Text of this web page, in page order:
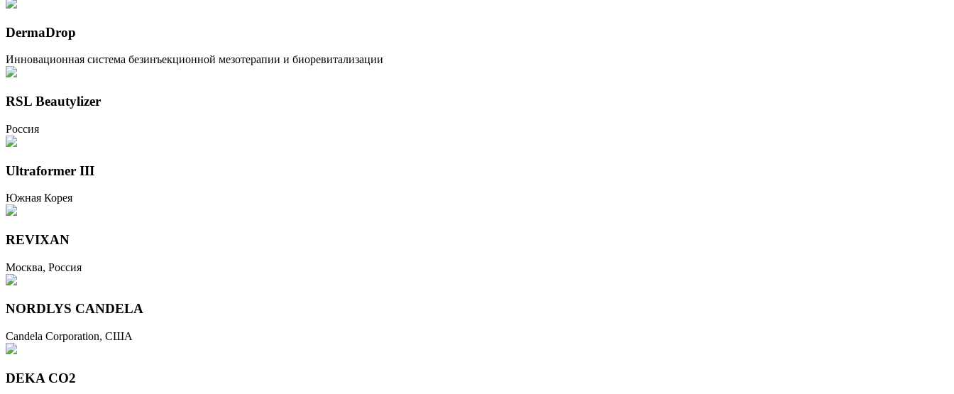
DermaDrop
Инновационная система безинъекционной мезотерапии и биоревитализации
RSL Beautylizer
Россия
Ultraformer III
Южная Корея
REVIXAN
Москва, Россия
NORDLYS CANDELA
Candela Corporation, США
DEKA CO2